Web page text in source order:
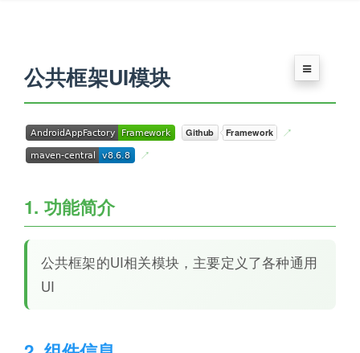
公共框架UI模块
1. 功能简介
公共框架的UI相关模块，主要定义了各种通用
UI